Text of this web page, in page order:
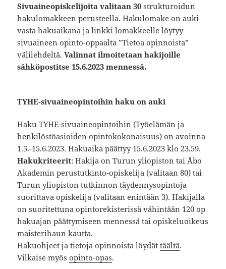
Sivuaineopiskelijoita valitaan 30 strukturoidun
hakulomakkeen perusteella. Hakulomake on auki
vasta hakuaikana ja linkki lomakkeelle löytyy
sivuaineen opinto-oppaalta ”Tietoa opinnoista”
välilehdeltä.Valinnat ilmoitetaan hakijoille
sähköpostitse 15.6.2023 mennessä.
TYHE-sivuaineopintoihin haku on auki
Haku TYHE-sivuaineopintoihin (Työelämän ja
henkilöstöasioiden opintokokonaisuus) on avoinna
1.5.-15.6.2023. Hakuaika päättyy 15.6.2023 klo 23.59.
Hakukriteerit: Hakija on Turun yliopiston tai Åbo
Akademin perustutkinto-opiskelija (valitaan 80) tai
Turun yliopiston tutkinnon täydennysopintoja
suorittava opiskelija (valitaan enintään 3). Hakijalla
on suoritettuna opintorekisterissä vähintään 120 op
hakuajan päättymiseen mennessä tai opiskeluoikeus
maisterihaun kautta.
Hakuohjeet ja tietoja opinnoista löydättäältä.
Vilkaise myösopinto-opas.